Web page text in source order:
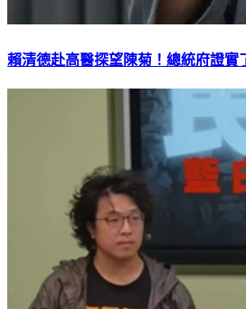
賴清德赴高醫探望陳菊！總統府證實